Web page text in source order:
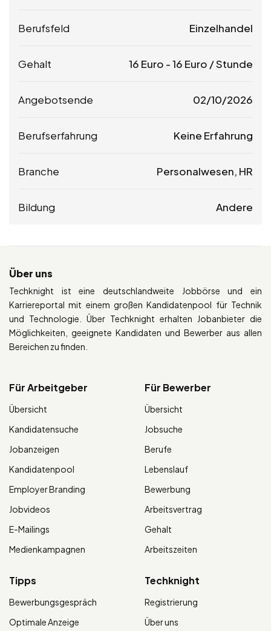
Berufsfeld Einzelhandel
Gehalt 16 Euro -16 Euro / Stunde
Angebotsende 02/10/2026
Berufserfahrung Keine Erfahrung
Branche Personalwesen, HR
Bildung Andere
Über uns
Techknight ist eine deutschlandweite Jobbörse und ein
Karriereportal mit einem großen Kandidatenpool für Technik
und Technologie. Über Techknight erhalten Jobanbieter die
Möglichkeiten, geeignete Kandidaten und Bewerber aus allen
Bereichen zu finden.
Für Arbeitgeber
Übersicht
Kandidatensuche
Jobanzeigen
Kandidatenpool
Employer Branding
Jobvideos
E-Mailings
Medienkampagnen
Für Bewerber
Übersicht
Jobsuche
Berufe
Lebenslauf
Bewerbung
Arbeitsvertrag
Gehalt
Arbeitszeiten
Tipps
Bewerbungsgespräch
Optimale Anzeige
Techknight
Registrierung
Über uns